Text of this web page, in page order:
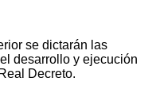
se dictarán las
desarrollo y ejecución
Decreto.